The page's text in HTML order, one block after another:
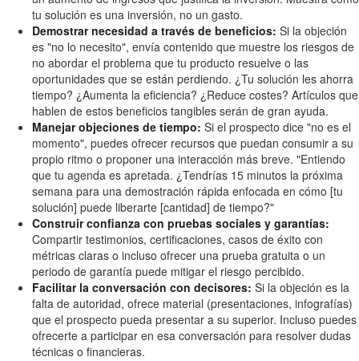
tu solución es una inversión, no un gasto.
Demostrar necesidad a través de beneficios: Si la objeción
es "no lo necesito", envía contenido que muestre los riesgos de
no abordar el problema que tu producto resuelve o las
oportunidades que se están perdiendo. ¿Tu solución les ahorra
tiempo? ¿Aumenta la eficiencia? ¿Reduce costes? Artículos que
hablen de estos beneficios tangibles serán de gran ayuda.
Manejar objeciones de tiempo: Si el prospecto dice "no es el
momento", puedes ofrecer recursos que puedan consumir a su
propio ritmo o proponer una interacción más breve. "Entiendo
que tu agenda es apretada. ¿Tendrías 15 minutos la próxima
semana para una demostración rápida enfocada en cómo [tu
solución] puede liberarte [cantidad] de tiempo?"
Construir confianza con pruebas sociales y garantías:
Compartir testimonios, certificaciones, casos de éxito con
métricas claras o incluso ofrecer una prueba gratuita o un
periodo de garantía puede mitigar el riesgo percibido.
Facilitar la conversación con decisores: Si la objeción es la
falta de autoridad, ofrece material (presentaciones, infografías)
que el prospecto pueda presentar a su superior. Incluso puedes
ofrecerte a participar en esa conversación para resolver dudas
técnicas o financieras.